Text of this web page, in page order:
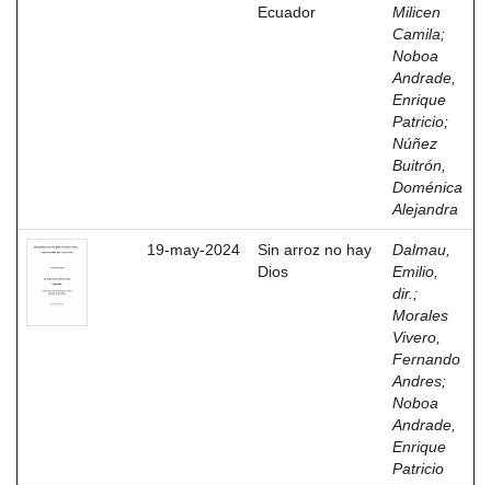
Ecuador
Milicen
Camila;
Noboa
Andrade,
Enrique
Patricio;
Núñez
Buitrón,
Doménica
Alejandra
19-may-2024
Sin arroz no hay
Dios
Dalmau,
Emilio,
dir. ;
Morales
Vivero,
Fernando
Andres;
Noboa
Andrade,
Enrique
Patricio